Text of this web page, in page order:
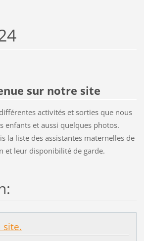
sur notre site
activités et sorties que nous
enfants et aussi quelques photos.
la liste des assistantes maternelles de
et leur disponibilité de garde.
site.